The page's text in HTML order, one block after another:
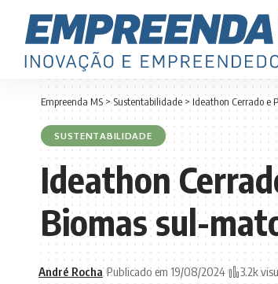
Empreenda MS>Sustentabilidade>Ideathon Cerrado e
SUSTENTABILIDADE
Ideathon
Biomas sul-
André Rocha Publicado em 19/08/2024 3.2k